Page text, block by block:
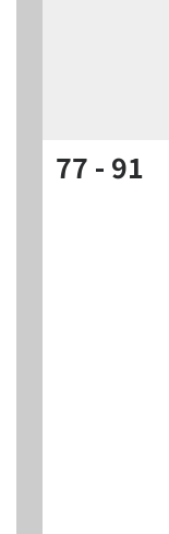
77 - 91